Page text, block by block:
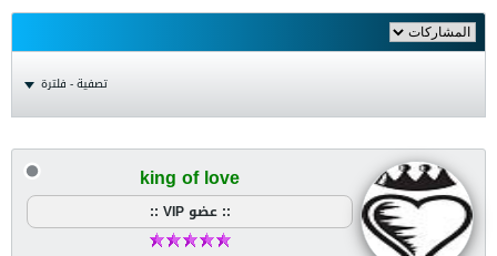
تصفية - فلترة
king of love
:: عضو VIP ::